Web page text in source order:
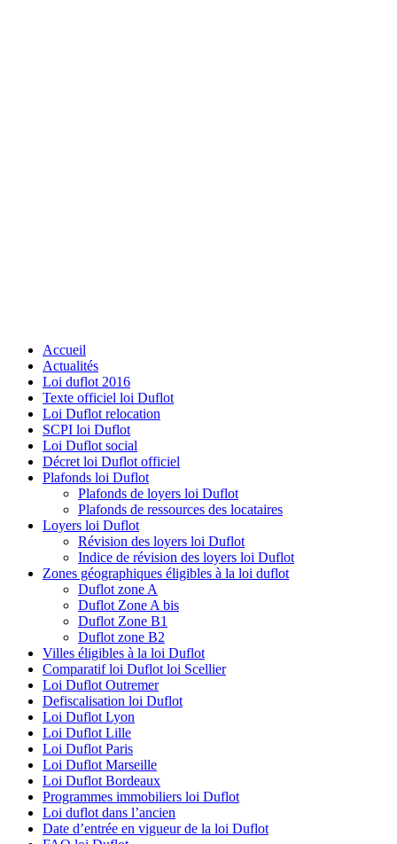
Accueil
Actualités
Loi duflot 2016
Texte officiel loi Duflot
Loi Duflot relocation
SCPI loi Duflot
Loi Duflot social
Décret loi Duflot officiel
Plafonds loi Duflot
Plafonds de loyers loi Duflot
Plafonds de ressources des locataires
Loyers loi Duflot
Révision des loyers loi Duflot
Indice de révision des loyers loi Duflot
Zones géographiques éligibles à la loi duflot
Duflot zone A
Duflot Zone A bis
Duflot Zone B1
Duflot zone B2
Villes éligibles à la loi Duflot
Comparatif loi Duflot loi Scellier
Loi Duflot Outremer
Defiscalisation loi Duflot
Loi Duflot Lyon
Loi Duflot Lille
Loi Duflot Paris
Loi Duflot Marseille
Loi Duflot Bordeaux
Programmes immobiliers loi Duflot
Loi duflot dans l’ancien
Date d’entrée en vigueur de la loi Duflot